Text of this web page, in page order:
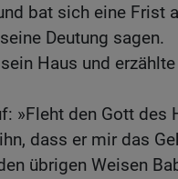
bat sich eine Frist
Deutung sagen.
Haus und
»Fleht den Gott des
dass er mir das
übrigen Weisen